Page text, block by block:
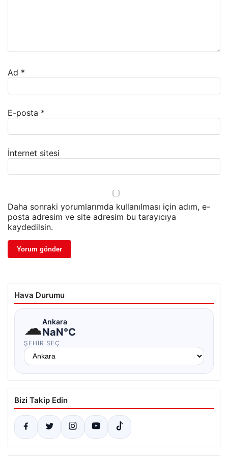
Ad *
E-posta *
İnternet sitesi
Daha sonraki yorumlarımda kullanılması için adım, e-
posta adresim ve site adresim bu tarayıcıya
kaydedilsin.
Hava Durumu
☁Ankara
NaN°C
ŞEHIR SEÇ
Bizi Takip Edin